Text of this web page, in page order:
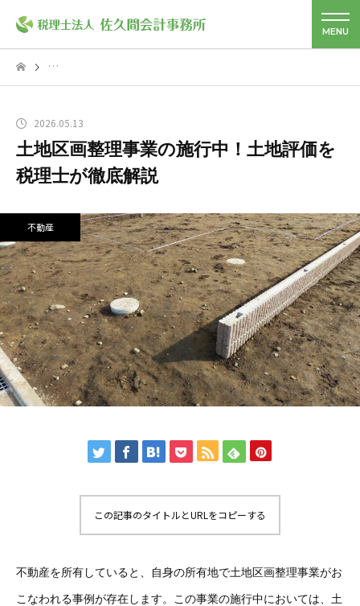
2026.05.13
土地区画整理事業の施行中！土地評価を
税理士が徹底解説
不動産
この記事のタイトルとURLをコピーする
不動産を所有していると、自身の所有地で土地区画整理事業がお
こなわれる事例が存在します。この事業の施行中においては、土